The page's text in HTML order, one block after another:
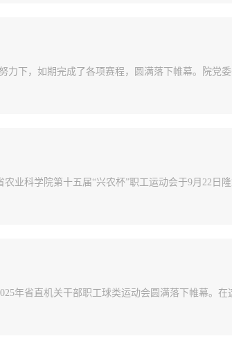
力下，如期完成了各项赛程，圆满落下帷幕。院党
业科学院第十五届“兴农杯”职工运动会于9月22日
年省直机关干部职工球类运动会圆满落下帷幕。在